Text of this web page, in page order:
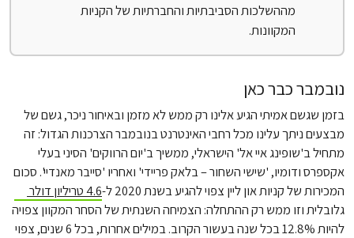
מההשלכות הסביבתיות והחברתיות של הקניות
המקוונות.
נובמבר כבר כאן
בזמן שגשם אמיתי הגיע אלינו רק ממש לא מזמן ובאיחור ניכר, גשם של
מבצעים ניתך עלינו מכל רחבי האינטרנט בנובמבר הצרכנות הגדול: זה
מתחיל ב'שופינג איי אל' הישראלי, ממשיך ב'יום הרווקים' הסיני בעלי
אקספרס ודומיו, 'שישי השחור – בלאק פריידי' ואחריו 'סייבר מאנדיי'. סכום
המכירות של קניות און ליין צפוי להגיע בשנת 2020 ל-
4.6 טריליון דולר
גלובלית וזו ממש רק ההתחלה: הצמיחה השנתית של הסחר המקוון צפויה
להיות 12.8% בכל שנה בעשור הקרוב. במילים אחרות, בכל 6 שנים, צפוי